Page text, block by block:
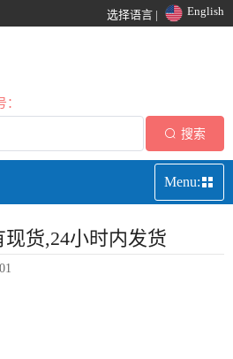
选择语言 | English
搜索
Menu:
现货,24小时内发货